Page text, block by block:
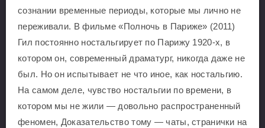
сознании временные периоды, которые мы лично не
переживали. В фильме «Полночь в Париже» (2011)
Гил постоянно ностальгирует по Парижу 1920-х, в
котором он, современный драматург, никогда даже не
был. Но он испытывает не что иное, как ностальгию.
На самом деле, чувство ностальгии по времени, в
котором мы не жили — довольно распространенный
феномен, Доказательство тому — чаты, странички на